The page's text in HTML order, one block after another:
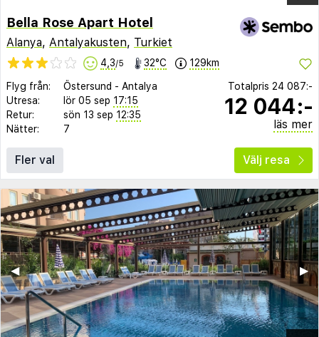
Bella Rose Apart Hotel
Alanya, Antalyakusten, Turkiet
4,3/5 32°C 129km
Flyg från: Östersund - Antalya
Utresa:
lör 05 sep 17:15
Retur:
sön 13 sep 12:35
Nätter:
7
Totalpris 24 087:-
12 044:-
läs mer
Fler val Välj resa
▶︎
◀︎